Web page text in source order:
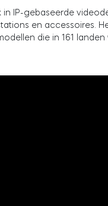
IP-gebaseerde
en accessoires.
die in 161 landen